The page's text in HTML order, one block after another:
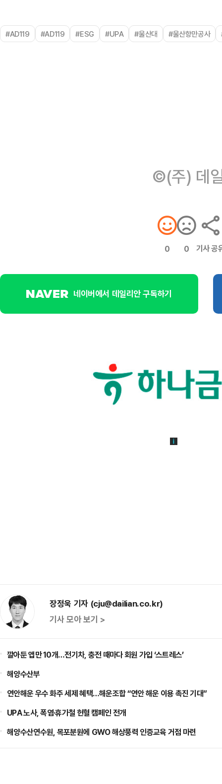
#AD119 #AD119 #ESG #UPA #울산대 #울산항만공사
©(주) 데
0 0 기사 공
네이버에서 데일리안 구독하기
장정욱 기자 (cju@dailian.co.kr)
기사 모아 보기 >
깔아둔 앱만 10개…전기차, 충전 때마다 회원 가입 ‘스트레스’
해양수산부
연안해운 우수 화주 세제 혜택…해운조합 “연안 해운 이용 촉진 기대”
UPA 노사, 폭염·휴가철 헌혈 캠페인 전개
해양수산연수원, 목포분원에 GWO 해상풍력 인증교육 거점 마련